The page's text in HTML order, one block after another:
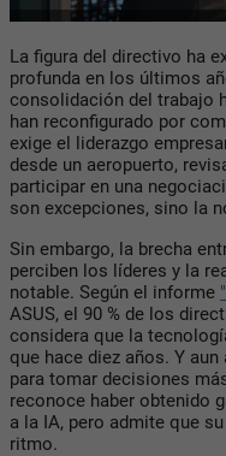
La figura del directivo ha
profunda en los últimos
consolidación del trabajo
han reconfigurado por
exige el liderazgo
desde un aeropuerto,
participar en una
son excepciones, sino la
Sin embargo, la brecha
perciben los líderes y la
notable. Según el informe
ASUS, el 90 % de los
considera que la
que hace diez años. Y
para tomar decisiones
reconoce haber obtenido
a la IA, pero admite que
ritmo.